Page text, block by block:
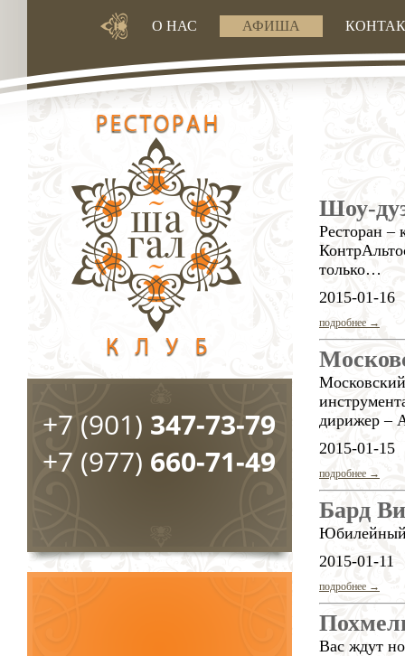
О НАС АФИША
Шоу-
Ресторан
только…
2015-01-16
подробнее →
дирижер –
2015-01-15
подробнее →
Бард
Юбилейный
2015-01-11
подробнее →
Вас ждут
+7 (901) 347-73-79
+7 (977) 660-71-49